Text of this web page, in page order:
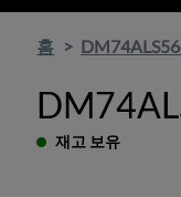
홈
재고 보유